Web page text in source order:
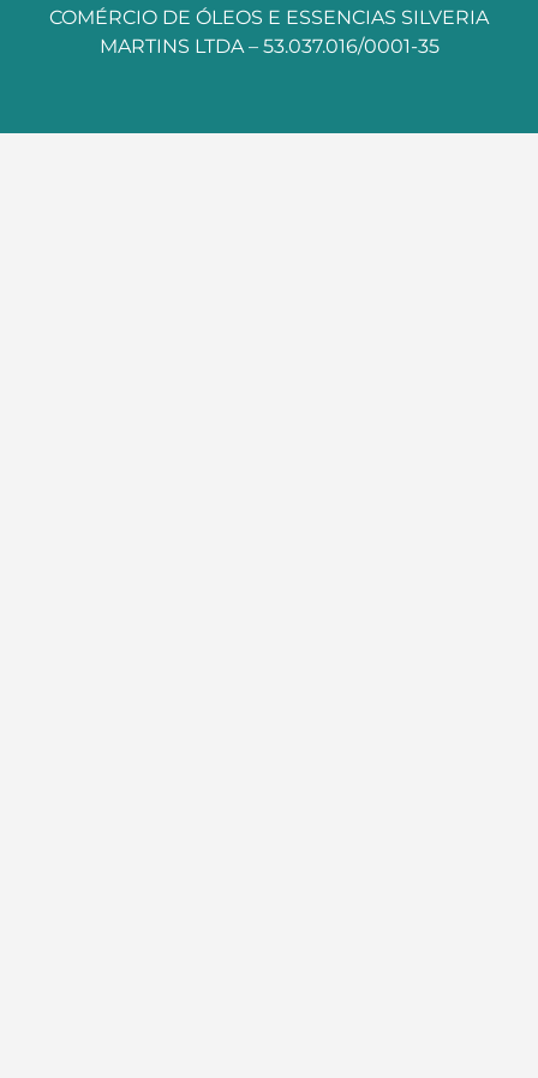
COMÉRCIO DE ÓLEOS E ESSENCIAS SILVERIA
MARTINS LTDA – 53.037.016/0001-35